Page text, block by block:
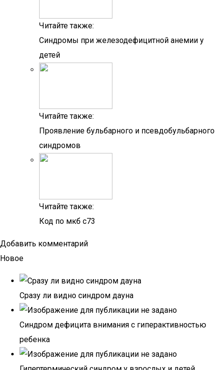
Читайте также:
Синдромы при железодефицитной анемии у
детей
Читайте также:
Проявление бульбарного и псевдобульбарного
синдромов
Читайте также:
Код по мкб c73
Добавить комментарий
Новое
Сразу ли видно синдром дауна
Синдром дефицита внимания с гиперактивностью
ребенка